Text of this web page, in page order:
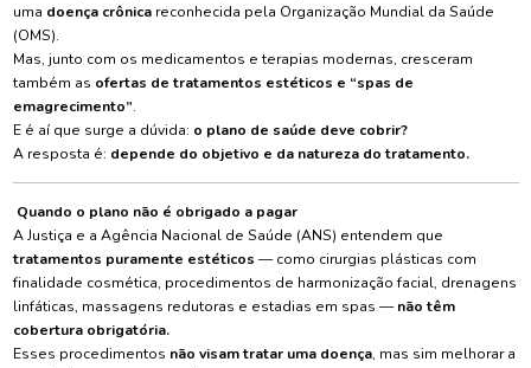
uma doença crônicareconhecida pela Organização Mundial da Saúde
(OMS).
Mas, junto com os medicamentos e terapias modernas, cresceram
também as ofertas de tratamentos estéticos e “spas de
emagrecimento”.
E é aí que surge a dúvida: o plano de saúde deve cobrir?
A resposta é: depende do objetivo e da natureza do tratamento.
Quando o plano não é obrigado a pagar
A Justiça e a Agência Nacional de Saúde (ANS) entendem que
tratamentos puramente estéticos — como cirurgias plásticas com
finalidade cosmética, procedimentos de harmonização facial, drenagens
linfáticas, massagens redutoras e estadias em spas —não têm
cobertura obrigatória.
Esses procedimentos não visam tratar uma doença, mas sim melhorar a